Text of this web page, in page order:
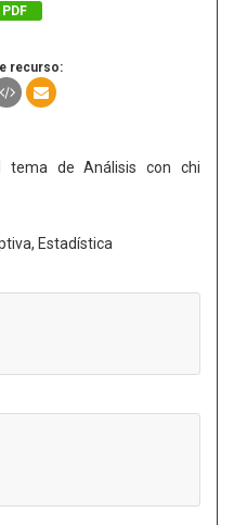
PDF
recurso:
tema de Análisis con chi
Estadística